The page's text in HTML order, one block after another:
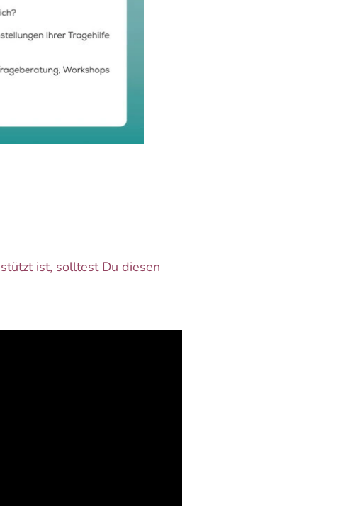
ist, solltest Du diesen